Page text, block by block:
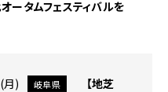
ータムフェスティバルを
月) 岐阜県
【地芝